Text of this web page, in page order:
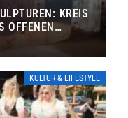
KREIS
OFFENEN
KULTUR & LIFESTYLE